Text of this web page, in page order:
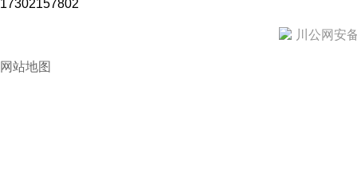
17302157802
川公网安
网站地图